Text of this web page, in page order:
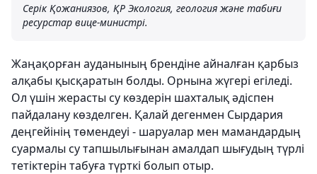
Серік Қожаниязов, ҚР Экология, геология және табиғи
ресурстар вице-министрі.
Жаңақорған ауданының брендіне айналған қарбыз
алқабы қысқаратын болды. Орнына жүгері егіледі.
Ол үшін жерасты су көздерін шахталық әдіспен
пайдалану көзделген. Қалай дегенмен Сырдария
деңгейінің төмендеуі - шаруалар мен мамандардың
суармалы су тапшылығынан амалдап шығудың түрлі
тетіктерін табуға түрткі болып отыр.